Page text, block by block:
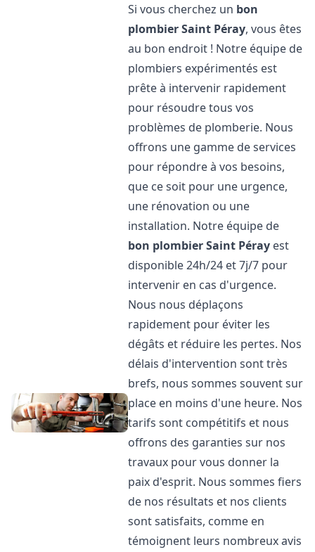
Si vous cherchez un bon
plombierSaint Péray, vous êtes
au bon endroit ! Notre équipe de
plombiers expérimentés est
prête à intervenir rapidement
pour résoudre tous vos
problèmes de plomberie. Nous
offrons une gamme de services
pour répondre à vos besoins,
que ce soit pour une urgence,
une rénovation ou une
installation. Notre équipe de
bon plombierSaint Péray est
disponible 24h/24 et 7j/7 pour
intervenir en cas d'urgence.
Nous nous déplaçons
rapidement pour éviter les
dégâts et réduire les pertes. Nos
délais d'intervention sont très
brefs, nous sommes souvent sur
place en moins d'une heure. Nos
tarifs sont compétitifs et nous
offrons des garanties sur nos
travaux pour vous donner la
paix d'esprit. Nous sommes fiers
de nos résultats et nos clients
sont satisfaits, comme en
témoignent leurs nombreux avis